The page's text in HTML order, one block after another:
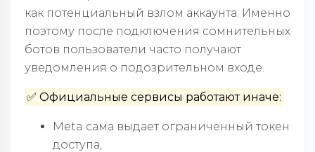
как потенциальный взлом аккаунта. Именно
поэтому после подключения сомнительных
ботов пользователи часто получают
уведомления о подозрительном входе.
✅ Официальные сервисы работают иначе:
Meta сама выдает ограниченный токен
доступа,